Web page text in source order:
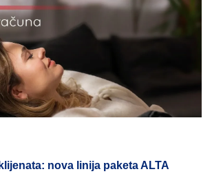
nova linija paketa ALTA